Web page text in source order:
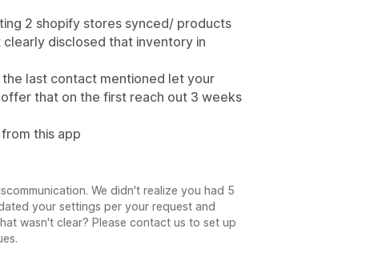
2 shopify stores synced/ products
disclosed that inventory in
last contact mentioned let your
that on the first reach out 3 weeks
this app
We didn't realize you had 5
your settings per your request and
wasn't clear? Please contact us to set up